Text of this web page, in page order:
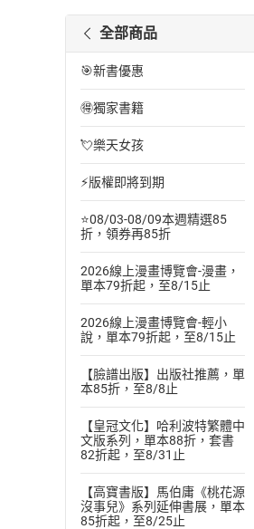
全部商品
🎯新書優惠
🉐獨家書籍
💘樂天女孩
⚡版權即將到期
⭐08/03-08/09本週精選85
折，領券再85折
2026線上漫畫博覽會-漫畫，
單本79折起，至8/15止
2026線上漫畫博覽會-輕小
說，單本79折起，至8/15止
【臉譜出版】出版社推薦，單
本85折，至8/8止
【皇冠文化】哈利波特繁體中
文版系列，單本88折，套書
82折起，至8/31止
【高寶書版】馬伯庸《桃花源
沒事兒》系列延伸書展，單本
85折起，至8/25止